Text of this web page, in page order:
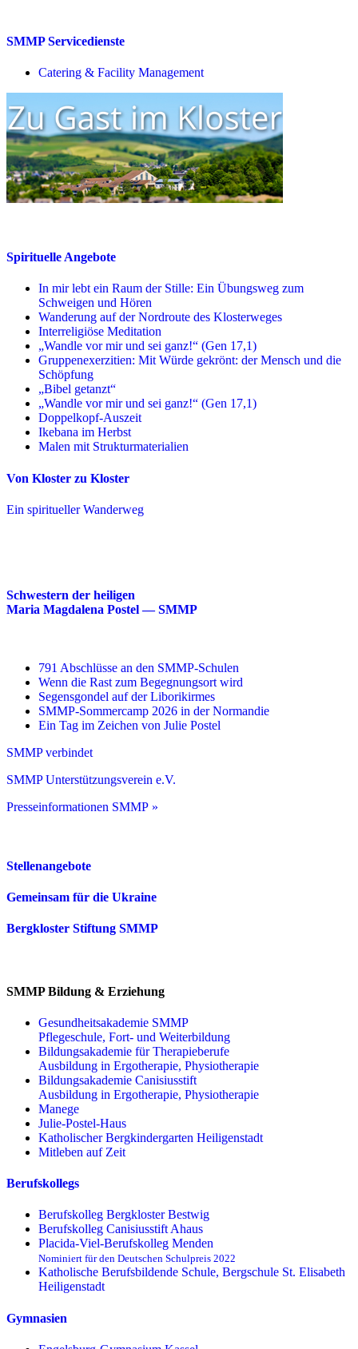
SMMP Servicedienste
Catering & Facility Management
Spirituelle Angebote
In mir lebt ein Raum der Stille: Ein Übungsweg zum
Schweigen und Hören
Wanderung auf der Nordroute des Klosterweges
Interreligiöse Meditation
„Wandle vor mir und sei ganz!“ (Gen 17,1)
Gruppenexerzitien: Mit Würde gekrönt: der Mensch und die
Schöpfung
„Bibel getanzt“
„Wandle vor mir und sei ganz!“ (Gen 17,1)
Doppelkopf-Auszeit
Ikebana im Herbst
Malen mit Strukturmaterialien
Von Kloster zu Kloster
Ein spiritueller Wanderweg
Schwestern der heiligen
Maria Magdalena Postel — SMMP
791 Abschlüsse an den SMMP-Schulen
Wenn die Rast zum Begegnungsort wird
Segensgondel auf der Liborikirmes
SMMP-Sommercamp 2026 in der Normandie
Ein Tag im Zeichen von Julie Postel
SMMP verbindet
SMMP Unterstützungsverein e.V.
Presseinformationen SMMP »
Stellenangebote
Gemeinsam für die Ukraine
Bergkloster Stiftung SMMP
SMMP Bildung & Erziehung
Gesundheitsakademie SMMP
Pflegeschule, Fort- und Weiterbildung
Bildungsakademie für Therapieberufe
Ausbildung in Ergotherapie, Physiotherapie
Bildungsakademie Canisiusstift
Ausbildung in Ergotherapie, Physiotherapie
Manege
Julie-Postel-Haus
Katholischer Bergkindergarten Heiligenstadt
Mitleben auf Zeit
Berufskollegs
Berufskolleg Bergkloster Bestwig
Berufskolleg Canisiusstift Ahaus
Placida-Viel-Berufskolleg Menden
Nominiert für den Deutschen Schulpreis 2022
Katholische Berufsbildende Schule, Bergschule St. Elisabeth
Heiligenstadt
Gymnasien